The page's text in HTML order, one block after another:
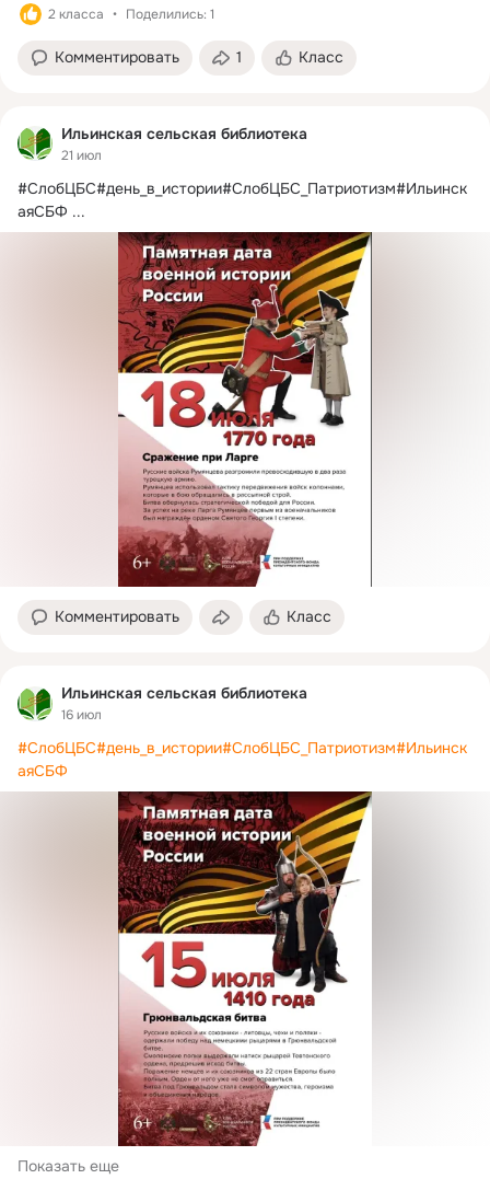
2 класса Поделились: 1
Комментировать 1 Класс
Ильинская сельская библиотека
21 июл
#СлобЦБС#день_в_истории#СлобЦБС_Патриотизм#Ильинск
аяСБФ ...
Комментировать Класс
Ильинская сельская библиотека
16 июл
#СлобЦБС#день_в_истории#СлобЦБС_Патриотизм#Ильинск
аяСБФ
Показать еще